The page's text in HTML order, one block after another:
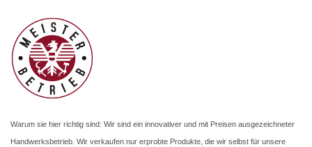
Warum sie hier richtig sind: Wir sind ein innovativer und mit Preisen ausgezeichneter
Handwerksbetrieb. Wir verkaufen nur erprobte Produkte, die wir selbst für unsere